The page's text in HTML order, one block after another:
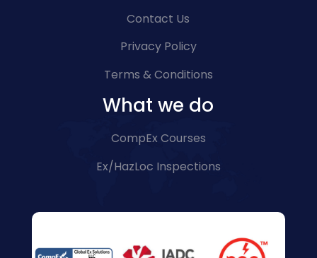
Contact Us
Privacy Policy
Terms & Conditions
What we do
CompEx Courses
Ex/HazLoc Inspections